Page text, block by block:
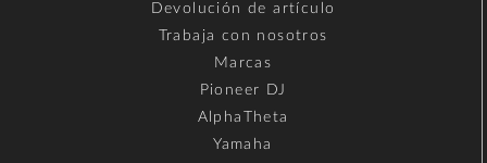
Devolución de artículo
Trabaja con nosotros
Marcas
Pioneer DJ
AlphaTheta
Yamaha